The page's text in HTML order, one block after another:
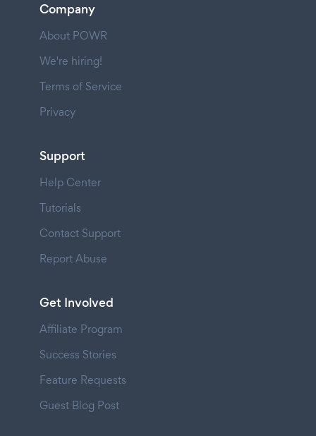
Company
About POWR
We're hiring!
Terms of Service
Privacy
Support
Help Center
Tutorials
Contact Support
Report Abuse
Get Involved
Affiliate Program
Success Stories
Feature Requests
Guest Blog Post